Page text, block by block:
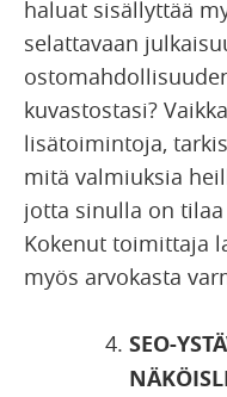
haluat sisällyttää
selattavaan
kuvastostasi?
lisätoimintoja,
mitä valmiuksia
jotta sinulla on
Kokenut toimittaja
myös arvokasta
SEO-